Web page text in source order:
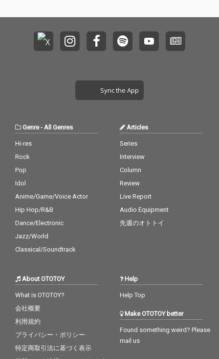
ガントさを併せ持つ。
スタジオ機材の性能を
最大限に引き出すた
まの楽器音を高い純度
の性能を最大限に引き
出すため、ACOUSTIC
REVIVE製品を多数採
高い純度で克明に描き
出す。 All Composed
Engineer : 和田貴史^ N
UENDO Operator : 川
崎良介^ Produced by
ジシャン》^ Vocal：Eu
reka Republic , 佐藤嘉
風^ Saxophone：鈴木
志^ Field Recording：E
ureka Republic^ Keyb
和田貴史^
Sync the App
Genre-All Genres
Hi-res
Rock
Pop
Idol
Anime/Game/Voice Actor
Hip Hop/R&B
Dance/Electronic
Jazz/World
Classical/Soundtrack
Articles
Series
Interview
Column
Review
Live Report
Audio Equipment
先週のオトトイ
About OTOTOY
What is OTOTOY?
会社概要
利用規約
プライバシー・ポリシー
特定商取引法に基づく表示
Help
Help Top
Make OTOTOY better
Found something weird? Please
mail us